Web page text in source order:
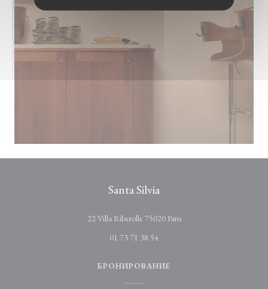
Santa Silvia
22 Villa Riberolle 75020 Paris((открывается в новом
01 73 71 38 54
БРОНИРОВАНИЕ